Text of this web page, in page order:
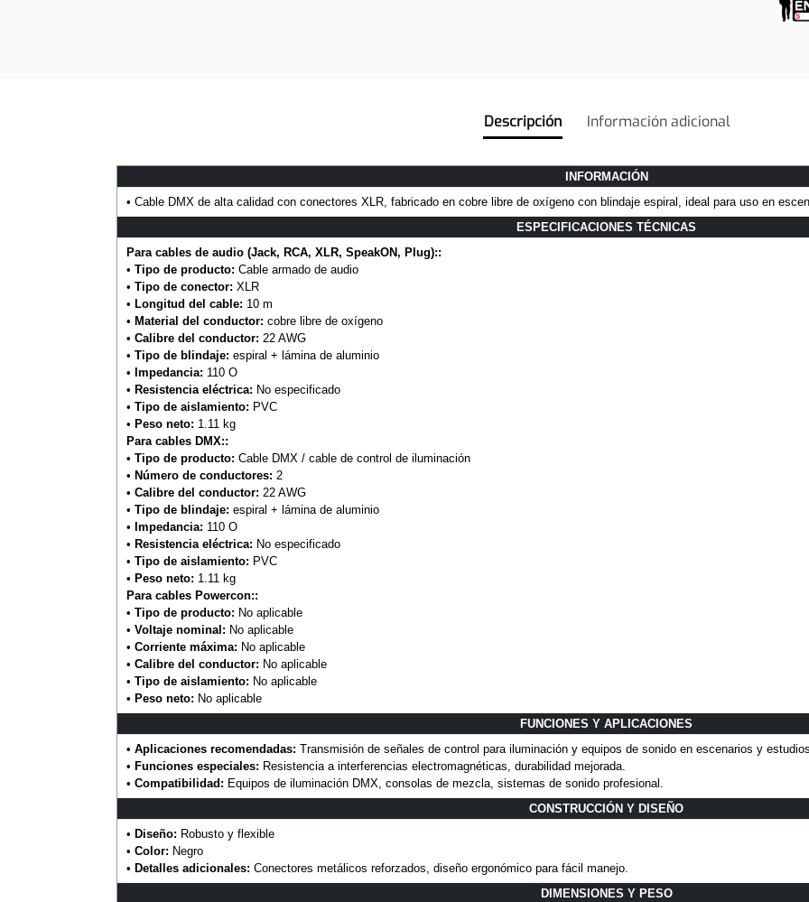
Descripción Información adicional
INFORMACIÓN
• Cable DMX de alta calidad con conectores XLR, fabricado en cobre libre de oxígeno con blindaje espiral, ideal para uso en
ESPECIFICACIONES TÉCNICAS
Para cables de audio (Jack, RCA, XLR, SpeakON, Plug)::
• Tipo de producto: Cable armado de audio
• Tipo de conector: XLR
• Longitud del cable: 10 m
• Material del conductor: cobre libre de oxígeno
• Calibre del conductor: 22 AWG
• Tipo de blindaje: espiral + lámina de aluminio
• Impedancia: 110 O
• Resistencia eléctrica: No especificado
• Tipo de aislamiento: PVC
• Peso neto: 1.11 kg
Para cables DMX::
• Tipo de producto: Cable DMX / cable de control de iluminación
• Número de conductores: 2
• Calibre del conductor: 22 AWG
• Tipo de blindaje: espiral + lámina de aluminio
• Impedancia: 110 O
• Resistencia eléctrica: No especificado
• Tipo de aislamiento: PVC
• Peso neto: 1.11 kg
Para cables Powercon::
• Tipo de producto: No aplicable
• Voltaje nominal: No aplicable
• Corriente máxima: No aplicable
• Calibre del conductor: No aplicable
• Tipo de aislamiento: No aplicable
• Peso neto: No aplicable
FUNCIONES Y APLICACIONES
• Aplicaciones recomendadas: Transmisión de señales de control para iluminación y equipos de sonido en escenarios y
• Funciones especiales: Resistencia a interferencias electromagnéticas, durabilidad mejorada.
• Compatibilidad: Equipos de iluminación DMX, consolas de mezcla, sistemas de sonido profesional.
CONSTRUCCIÓN Y DISEÑO
• Diseño: Robusto y flexible
• Color: Negro
• Detalles adicionales: Conectores metálicos reforzados, diseño ergonómico para fácil manejo.
DIMENSIONES Y PESO